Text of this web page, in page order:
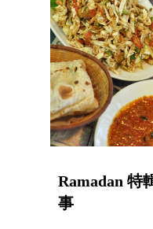
Ramadan 特
事